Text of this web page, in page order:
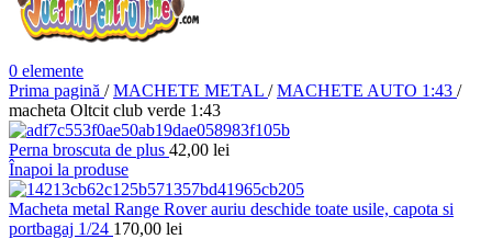
0 elemente
Prima pagină / MACHETE METAL / MACHETE AUTO 1:43 /
macheta Oltcit club verde 1:43
Perna broscuta de plus 42,00 lei
Înapoi la produse
Macheta metal Range Rover auriu deschide toate usile, capota si
portbagaj 1/24 170,00 lei